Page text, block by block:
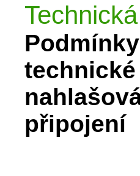
připojení